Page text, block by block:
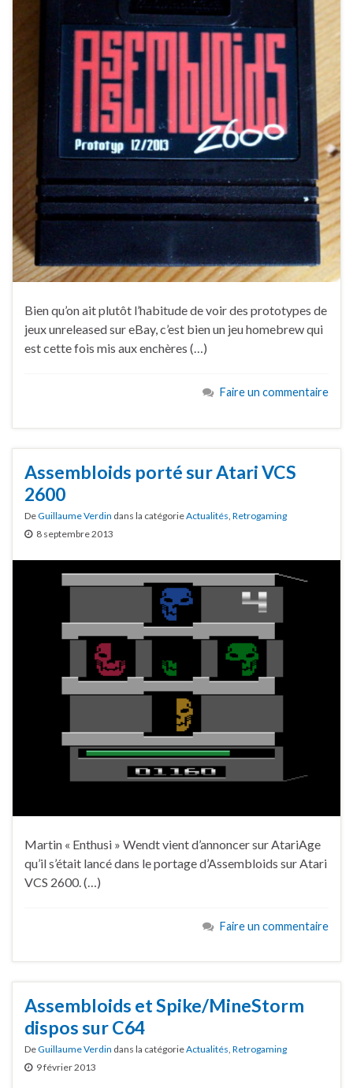
Bien qu’on ait plutôt l’habitude de voir des prototypes de
jeux unreleased sur eBay, c’est bien un jeu homebrew qui
est cette fois mis aux enchères (…)
Faire un commentaire
Assembloids porté sur Atari VCS
2600
DeGuillaume Verdin dans la catégorieActualités Retrogaming
8 septembre 2013
Martin « Enthusi » Wendt vient d’annoncer sur AtariAge
qu’il s’était lancé dans le portage d’Assembloids sur Atari
VCS 2600. (…)
Faire un commentaire
Assembloids et Spike/MineStorm
dispos sur C64
DeGuillaume Verdin dans la catégorieActualités, Retrogaming
9 février 2013